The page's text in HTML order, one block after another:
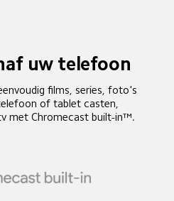
uw telefoon
films, series, foto's
of tablet casten,
met Chromecast built-in™.